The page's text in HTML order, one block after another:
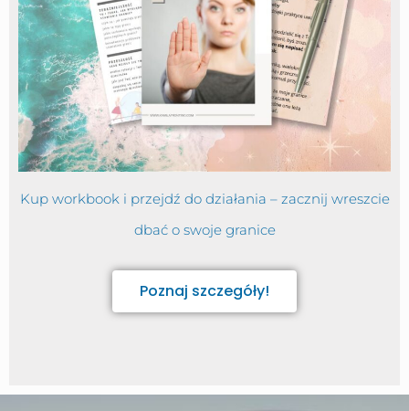
Kup workbook i przejdź do działania – zacznij wreszcie
dbać o swoje granice
Poznaj szczegóły!